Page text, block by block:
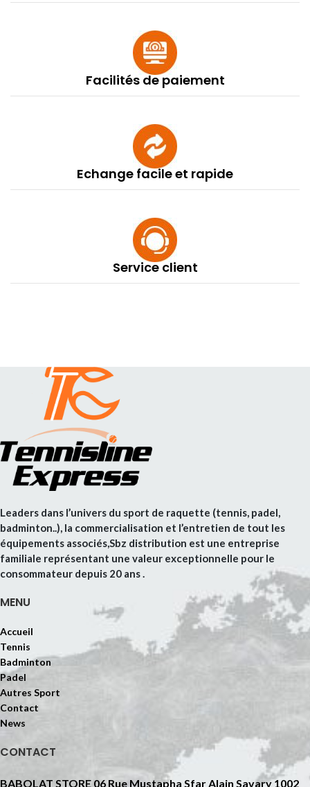
Facilités de paiement
Echange facile et rapide
Service client
Leaders dans l’univers du sport de raquette (tennis, padel,
badminton..), la commercialisation et l’entretien de tout les
équipements associés,Sbz distribution est une entreprise
familiale représentant une valeur exceptionnelle pour le
consommateur depuis 20 ans .
MENU
Accueil
Tennis
Badminton
Padel
Autres Sport
Contact
News
CONTACT
BABOLAT STORE 06 Rue Mustapha Sfar Alain Savary 1002